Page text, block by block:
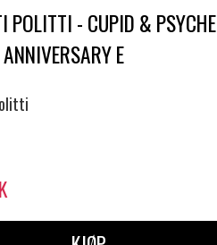
POLITTI - CUPID & PSYCHE
E